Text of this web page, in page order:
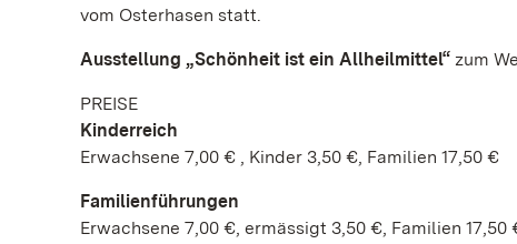
vom Osterhasen statt.
Ausstellung „Schönheit ist ein Allheilmittel“ zum
PREISE
Kinderreich
Erwachsene 7,00 € , Kinder 3,50 €, Familien 17,50 €
Familienführungen
Erwachsene 7,00 €, ermässigt 3,50 €, Familien 17,50